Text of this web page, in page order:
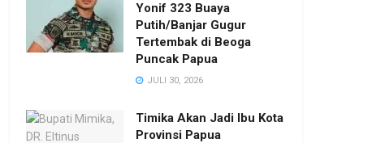
Yonif 323 Buaya
Putih/Banjar Gugur
Tertembak di Beoga
Puncak Papua
JULI 30, 2026
Timika Akan Jadi Ibu Kota
Provinsi Papua